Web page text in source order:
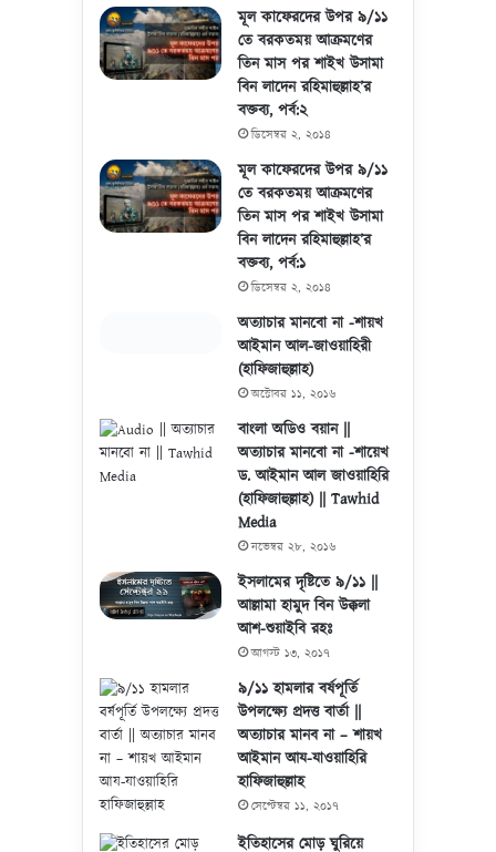
মূল কাফেরদের উপর ৯/১১
তে বরকতময় আক্রমণের
তিন মাস পর শাইখ উসামা
বিন লাদেন রহিমাহুল্লাহ’র
বক্তব্য, পর্ব:২
ডিসেম্বর ২, ২০১৪
মূল কাফেরদের উপর ৯/১১
তে বরকতময় আক্রমণের
তিন মাস পর শাইখ উসামা
বিন লাদেন রহিমাহুল্লাহ’র
বক্তব্য, পর্ব:১
ডিসেম্বর ২, ২০১৪
অত্যাচার মানবো না -শায়খ
আইমান আল-জাওয়াহিরী
(হাফিজাহুল্লাহ)
অক্টোবর ১১, ২০১৬
বাংলা অডিও বয়ান ||
অত্যাচার মানবো না -শায়েখ
ড. আইমান আল জাওয়াহিরি
(হাফিজাহুল্লাহ) || Tawhid
Media
নভেম্বর ২৮, ২০১৬
ইসলামের দৃষ্টিতে ৯/১১ ||
আল্লামা হামুদ বিন উক্কলা
আশ-শুয়াইবি রহঃ
আগস্ট ১৩, ২০১৭
৯/১১ হামলার বর্ষপূর্তি
উপলক্ষ্যে প্রদত্ত বার্তা ||
অত্যাচার মানব না – শায়খ
আইমান আয-যাওয়াহিরি
হাফিজাহুল্লাহ
সেপ্টেম্বর ১১, ২০১৭
ইতিহাসের মোড় ঘুরিয়ে